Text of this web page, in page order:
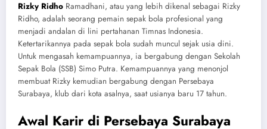
Rizky Ridho Ramadhani, atau yang lebih dikenal sebagai Rizky
Ridho, adalah seorang pemain sepak bola profesional yang
menjadi andalan di lini pertahanan Timnas Indonesia.
Ketertarikannya pada sepak bola sudah muncul sejak usia dini.
Untuk mengasah kemampuannya, ia bergabung dengan Sekolah
Sepak Bola (SSB) Simo Putra. Kemampuannya yang menonjol
membuat Rizky kemudian bergabung dengan Persebaya
Surabaya, klub dari kota asalnya, saat usianya baru 17 tahun.
Awal Karir di Persebaya Surabaya